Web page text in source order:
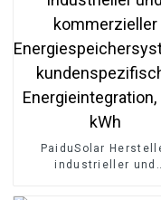
PaiduSolar
industrieller und